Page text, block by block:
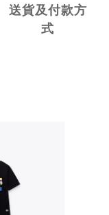
送貨及付款方
式